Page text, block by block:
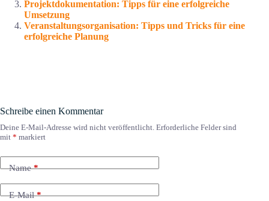
Projektdokumentation: Tipps für eine erfolgreiche
Umsetzung
Veranstaltungsorganisation: Tipps und Tricks für eine
erfolgreiche Planung
Schreibe einen Kommentar
Deine E-Mail-Adresse wird nicht veröffentlicht. Erforderliche Felder sind
mit * markiert
Name*
E-Mail*